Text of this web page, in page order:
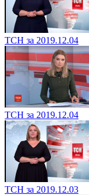
ТСН за 2019.12.04
ТСН за 2019.12.04
ТСН за 2019.12.03